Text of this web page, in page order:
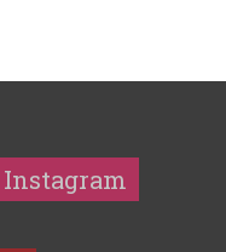
Instagram